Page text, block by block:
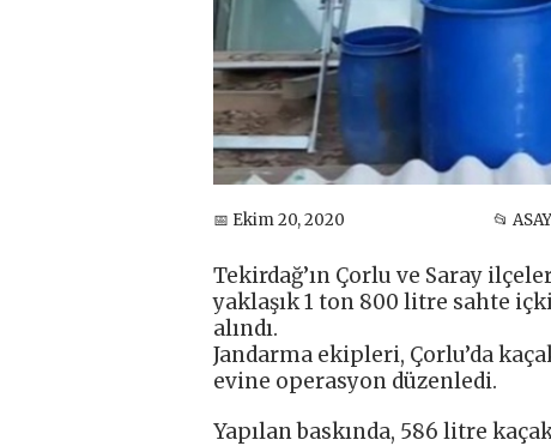
📅 Ekim 20, 2020 📂
Tekirdağ’ın Çorlu ve Saray
yaklaşık 1 ton 800 litre sahte
alındı.
Jandarma ekipleri, Çorlu’da
evine operasyon düzenledi.
Yapılan baskında, 586 litre